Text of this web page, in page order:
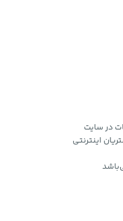
در سایت
اینترنتی